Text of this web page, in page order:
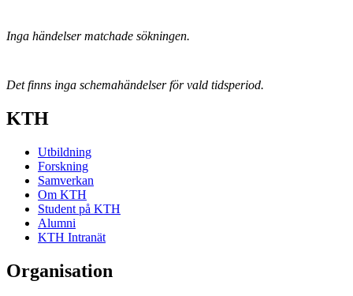
Inga händelser matchade sökningen.
Det finns inga schemahändelser för vald tidsperiod.
KTH
Utbildning
Forskning
Samverkan
Om KTH
Student på KTH
Alumni
KTH Intranät
Organisation